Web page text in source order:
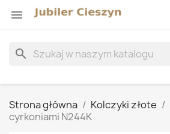

search
Strona główna Kolczyki złote
cyrkoniami N244K